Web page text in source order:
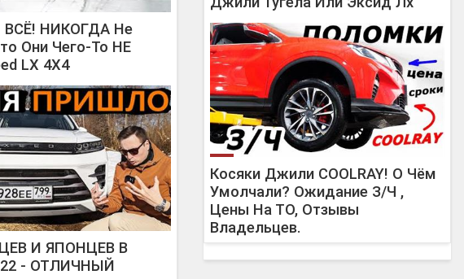
НИКОГДА Не
Они Чего-То НЕ
LX 4X4
И ЯПОНЦЕВ В
- ОТЛИЧНЫЙ
Косяки Джили COOLRAY! О Чём
Умолчали? Ожидание З/Ч ,
Цены На ТО, Отзывы
Владельцев.